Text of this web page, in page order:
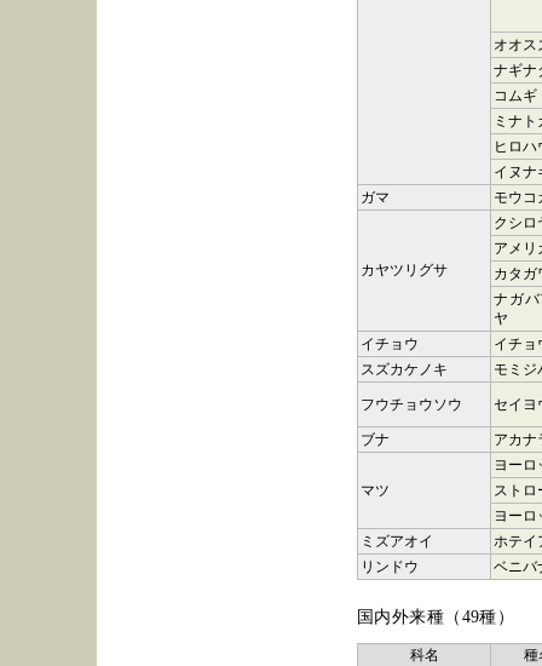
オオス
ナギナ
コムギ
ミナ
ヒロハ
イヌナ
ガマ
モウコ
カヤツリグサ
クシロ
アメリ
カタガ
ナガ
ヤ
イチョウ
イチョ
スズカケノキ
モミジ
フウチョウソウ セイヨ
ブナ アカナ
マツ
ヨーロ
ストロ
ヨーロ
ミズアオイ
ホテイ
リンドウ
ベニバ
国内外来種（49種）
科名 種